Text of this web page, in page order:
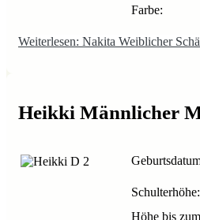
Farbe:
Weiterlesen: Nakita Weiblicher
Heikki Männlicher
Schulterhöhe:
Höhe bis zum